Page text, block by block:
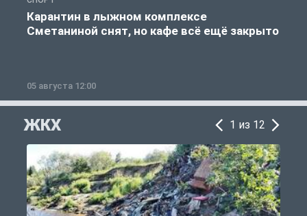
Карантин в лыжном комплексе
Сметаниной снят, но кафе всё ещё закрыто
05 августа 12:00
ЖКХ 1 из 12